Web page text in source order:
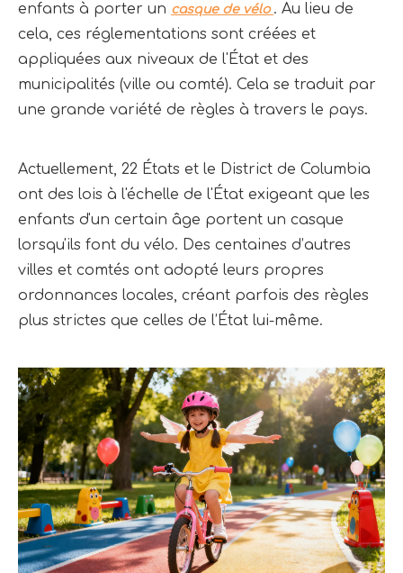
enfants à porter un casque de vélo . Au lieu de
cela, ces réglementations sont créées et
appliquées aux niveaux de l'État et des
municipalités (ville ou comté). Cela se traduit par
une grande variété de règles à travers le pays.
Actuellement, 22 États et le District de Columbia
ont des lois à l'échelle de l'État exigeant que les
enfants d'un certain âge portent un casque
lorsqu'ils font du vélo. Des centaines d’autres
villes et comtés ont adopté leurs propres
ordonnances locales, créant parfois des règles
plus strictes que celles de l’État lui-même.